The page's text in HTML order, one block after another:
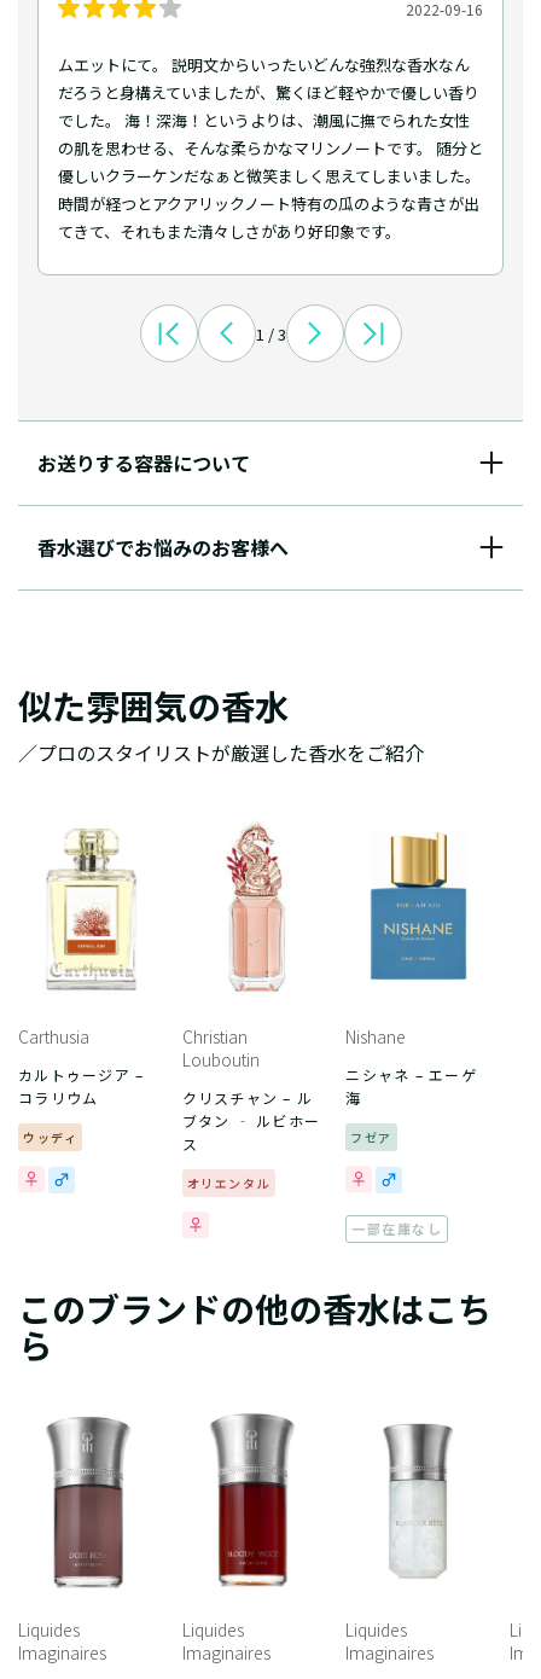
2022-09-16
ムエットにて。 説明文からいったいどんな強烈な香水なん
だろうと身構えていましたが、驚くほど軽やかで優しい香り
でした。 海！深海！というよりは、潮風に撫でられた女性
の肌を思わせる、そんな柔らかなマリンノートです。 随分と
優しいクラーケンだなぁと微笑ましく思えてしまいました。
時間が経つとアクアリックノート特有の瓜のような青さが出
てきて、それもまた清々しさがあり好印象です。
1 / 3
お送りする容器について
香水選びでお悩みのお客様へ
似た雰囲気の香水
／プロのスタイリストが厳選した香水をご紹介
Carthusia
カルトゥージア –
コラリウム
ウッディ
Christian
Louboutin
クリスチャン – ル
ブタン ‐ ルビホー
ス
オリエンタル
Nishane
ニシャネ – エーゲ
海
フゼア
一部在庫なし
このブランドの他の香水はこち
ら
Liquides
Imaginaires
Liquides
Imaginaires
Liquides
Imaginaires